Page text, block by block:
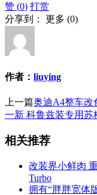
赞 (0) 打赏
分享到： 更多 (0)
作者： liuying
上一篇奥迪A4整车改
一新 科鲁兹装专用苏
相关推荐
改装界小鲜肉
Turbo
拥有“胖胖宽体